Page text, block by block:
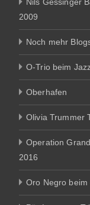
2009
Noch mehr
O-Trio beim
Oberhafen
Olivia Trummer
Operation
2016
Oro Negro